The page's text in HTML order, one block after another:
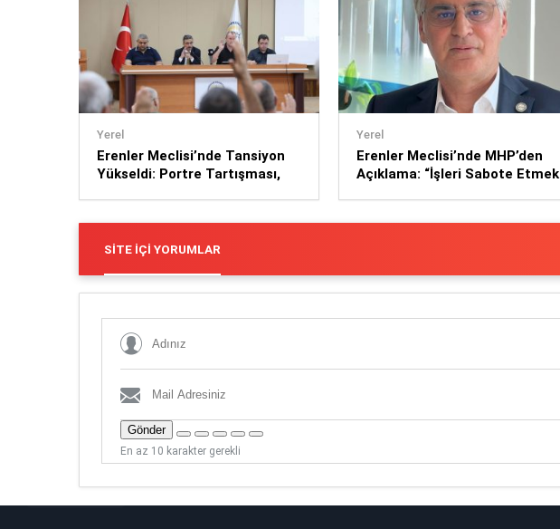
Yerel
Erenler Meclisi’nde Tansiyon
Yükseldi: Portre Tartışması,
Yerel
Erenler Meclisi’nde MHP’den
Açıklama: “İşleri Sabote Etmek
SITE İÇI YORUMLAR
Gönder
En az 10 karakter gerekli